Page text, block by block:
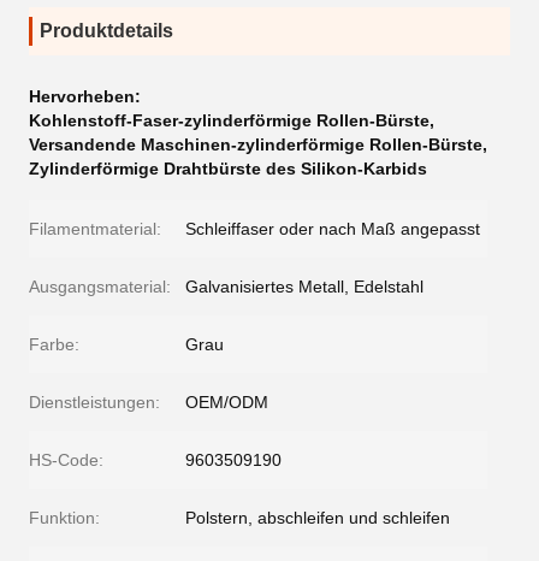
Produktdetails
Hervorheben:
Kohlenstoff-Faser-zylinderförmige Rollen-Bürste,
Versandende Maschinen-zylinderförmige Rollen-Bürste,
Zylinderförmige Drahtbürste des Silikon-Karbids
Filamentmaterial: Schleiffaser oder nach Maß angepasst
Ausgangsmaterial: Galvanisiertes Metall, Edelstahl
Farbe: Grau
Dienstleistungen: OEM/ODM
HS-Code: 9603509190
Funktion: Polstern, abschleifen und schleifen